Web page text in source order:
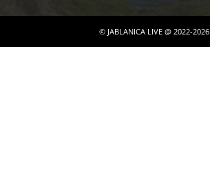
© JABLANICA LIVE @ 2022-2026